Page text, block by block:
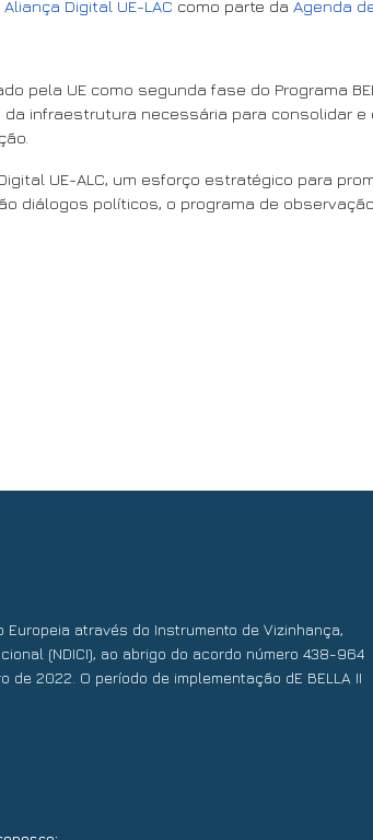
Aliança Digital UE-LAC como parte da Agenda
pela UE como segunda fase do Programa
infraestrutura necessária para consolidar
UE-ALC, um esforço estratégico para
políticos, o programa de observação
para potencializar a conectividade da BELLA
Europeia através do Instrumento de Vizinhança,
(NDICI), ao abrigo do acordo número 438-964
de 2022. O período de implementação dE BELLA II